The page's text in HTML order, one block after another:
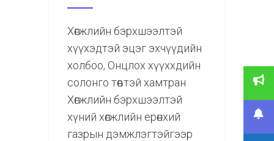
Хөгжлийн бэрхшээлтэй
хүүхэдтэй эцэг эхчүүдийн
холбоо, Онцлох хүүххдийн
солонго төвтэй хамтран
Хөгжлийн бэрхшээлтэй
хүний хөгжлийн ерөнхий
газрын дэмжлэгтэйгээр